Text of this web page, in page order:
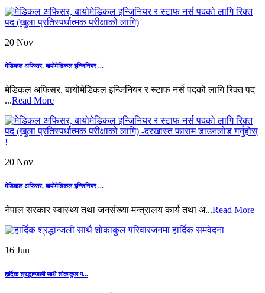
20 Nov
मेडिकल अफिसर, बायोमेडिकल इन्जिनियर ...
मेडिकल अफिसर, बायोमेडिकल इन्जिनियर र स्टाफ नर्स पदको लागि रिक्त पद
...Read More
20 Nov
मेडिकल अफिसर, बायोमेडिकल इन्जिनियर ...
नेपाल सरकार स्वास्थ्य तथा जनसंख्या मन्त्रालय कार्य तथा अ...Read More
16 Jun
हार्दिक श्रद्धान्जली साथै शोकाकुल प...